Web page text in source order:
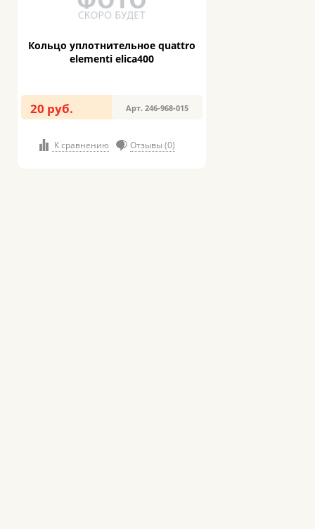
Кольцо уплотнительное quattro
elementi elica400
20 руб. Арт. 246-968-015
К сравнению Отзывы (0)